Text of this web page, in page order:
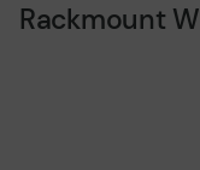
Rackmount